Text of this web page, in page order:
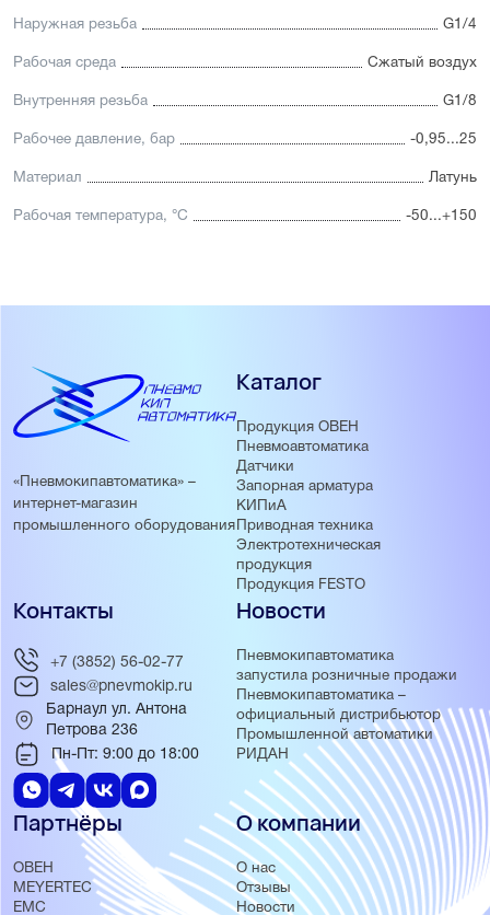
Наружная резьба G1/4
Рабочая среда Сжатый воздух
Внутренняя резьба G1/8
Рабочее давление, бар -0,95...25
Материал Латунь
Рабочая температура, °С -50...+150
«Пневмокипавтоматика» –
интернет-магазин
промышленного оборудования
Каталог
Продукция ОВЕН
Пневмоавтоматика
Датчики
Запорная арматура
КИПиА
Приводная техника
Электротехническая
продукция
Продукция FESTO
Новости
Пневмокипавтоматика
запустила розничные продажи
Пневмокипавтоматика –
официальный дистрибьютор
Промышленной автоматики
РИДАН
Партнёры
ОВЕН
MEYERTEC
EMC
О компании
О нас
Отзывы
Новости
Контакты
+7 (3852) 56-02-77
sales@pnevmokip.ru
Барнаул ул. Антона
Петрова 236
Пн-Пт: 9:00 до 18:00